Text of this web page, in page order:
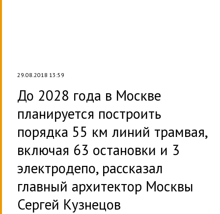
29.08.2018 13:59
До 2028 года в Москве
планируется построить
порядка 55 км линий трамвая,
включая 63 остановки и 3
электродепо, рассказал
главный архитектор Москвы
Сергей Кузнецов